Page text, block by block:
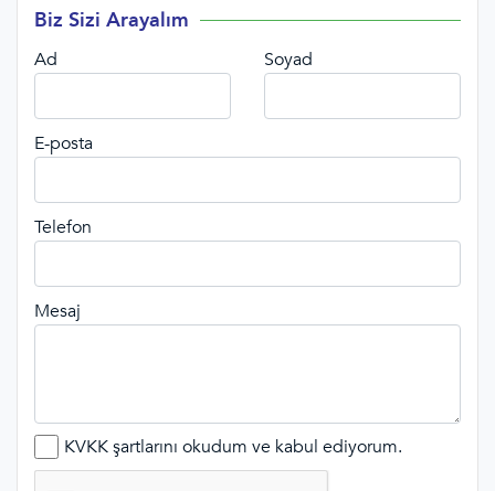
Biz Sizi Arayalım
Ad Soyad
E-posta
Telefon
Mesaj
KVKK şartlarını okudum ve kabul ediyorum.